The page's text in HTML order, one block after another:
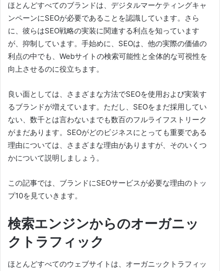
ほとんどすべてのブランドは、デジタルマーケティングキャ
ンペーンにSEOが必要であることを認識しています。
さら
に、彼らはSEO戦略の実装に関連する利点を知っています
が、抑制しています。 手始めに、SEOは、他の実際の価値の
利点の中でも、Webサイトの検索可能性と全体的な可視性を
向上させるのに役立ちます。
良い面としては、さまざまな方法でSEOを使用および実装す
るブランドが増えています。 ただし、SEOをまだ採用してい
ない、数千とは言わないまでも数百のフルライフストリーク
がまだあります。 SEOがどのビジネスにとっても重要である
理由については、さまざまな理由がありますが、そのいくつ
かについて説明しましょう。
この記事では、ブランドにSEOサービスが必要な理由のトッ
プ10を見ていきます。
検索エンジンからのオーガニッ
クトラフィック
ほとんどすべてのウェブサイトは、オーガニックトラフィッ